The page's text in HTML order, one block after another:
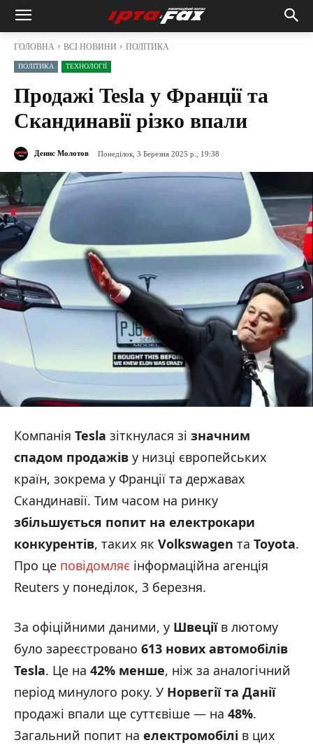
ГОЛОВНА ВСІ НОВИНИ ПОЛІТИКА
ПОЛІТИКА ТЕХНОЛОГІЇ
Продажі Tesla у Франції та
Скандинавії різко впали
Денис Молотов Понеділок, 3 Березня 2025 р., 19:38
Компанія Tesla зіткнулася зі значним
спадом продажів у низці європейських
країн, зокрема у Франції та державах
Скандинавії. Тим часом на ринку
збільшується попит на електрокари
конкурентів, таких як Volkswagen та Toyota.
Про це повідомляє інформаційна агенція
Reuters у понеділок, 3 березня.
За офіційними даними, у Швеціїв лютому
було зареєстровано 613 нових автомобілів
Tesla. Це на 42% менше, ніж за аналогічний
період минулого року. У Норвегії та Данії
продажі впали ще суттєвіше — на 48%.
Загальний попит на електромобілі в цих